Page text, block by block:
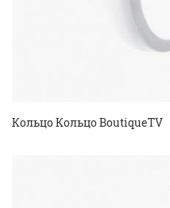
Кольцо Кольцо BoutiqueTV